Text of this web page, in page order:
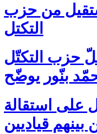
من حزب
التكتل
حزب التكتّل
على استقالة